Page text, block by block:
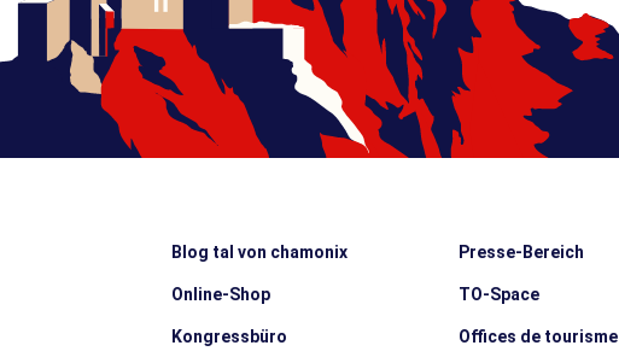
Blog tal von chamonix
Online-Shop
Kongressbüro
Presse-Bereich
TO-Space
Offices de tourisme